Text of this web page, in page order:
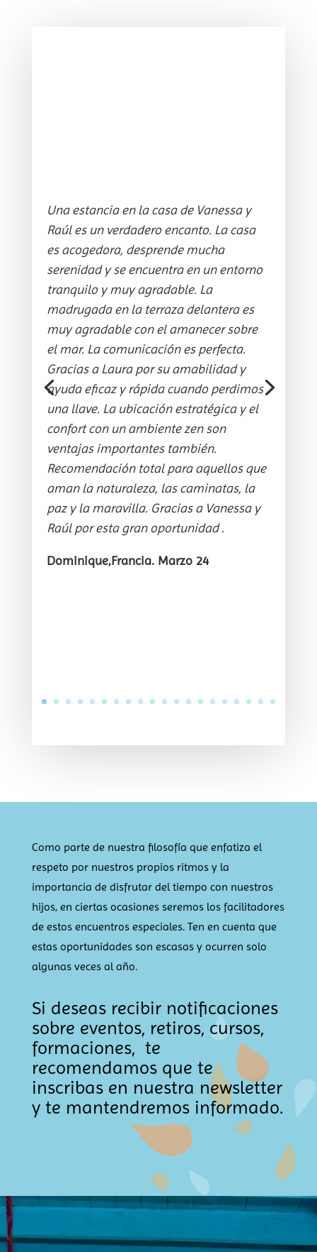
Una estancia en la casa de Vanessa y
Raúl es un verdadero encanto. La casa
es acogedora, desprende mucha
serenidad y se encuentra en un entorno
tranquilo y muy agradable. La
madrugada en la terraza delantera es
muy agradable con el amanecer sobre
el mar. La comunicación es perfecta.
Gracias a Laura por su amabilidad y
ayuda eficaz y rápida cuando perdimos
una llave. La ubicación estratégica y el
confort con un ambiente zen son
ventajas importantes también.
Recomendación total para aquellos que
aman la naturaleza, las caminatas, la
paz y la maravilla. Gracias a Vanessa y
Raúl por esta gran oportunidad .
Dominique,Francia. Marzo 24
Como parte de nuestra filosofía que enfatiza el
respeto por nuestros propios ritmos y la
importancia de disfrutar del tiempo con nuestros
hijos, en ciertas ocasiones seremos los facilitadores
de estos encuentros especiales. Ten en cuenta que
estas oportunidades son escasas y ocurren solo
algunas veces al año.
Si deseas recibir notificaciones
sobre eventos, retiros, cursos,
formaciones, te
recomendamos que te
inscribas en nuestra newsletter
y te mantendremos informado.